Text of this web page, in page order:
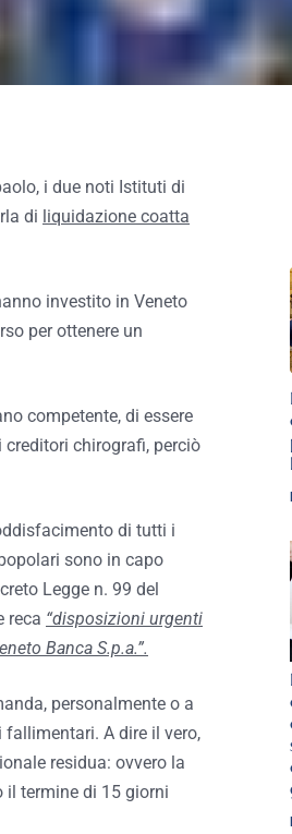
i due noti Istituti di
di liquidazione coatta
investito in Veneto
per ottenere un
competente, di essere
chirografi, perciò
di tutti i
sono in capo
Legge n. 99 del
reca “disposizioni urgenti
Banca S.p.a.”.
personalmente o a
A dire il vero,
residua: ovvero la
il termine di 15 giorni